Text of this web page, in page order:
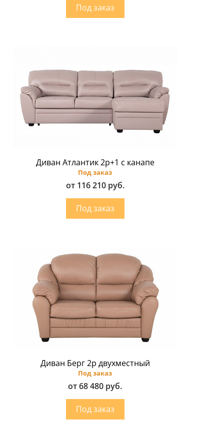
Диван Атлантик 2p+1 с канапе
Под заказ
от 116 210 руб.
Диван Берг 2р двухместный
Под заказ
от 68 480 руб.